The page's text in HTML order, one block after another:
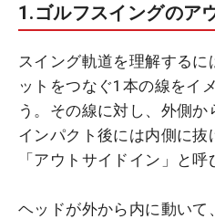
1.ゴルフスイングのア
スイング軌道を理解する
ットをつなぐ1本の線をイ
う。その線に対し、外側か
インパクト後には内側に
「アウトサイドイン」と呼
ヘッドが外から内に動いて